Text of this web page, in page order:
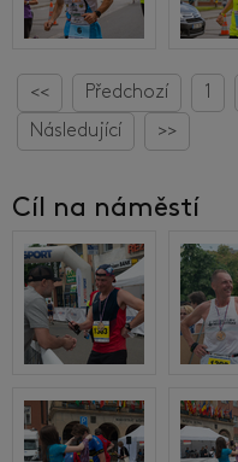
<< Předchozí 1
Následující
>>
Cíl na náměstí